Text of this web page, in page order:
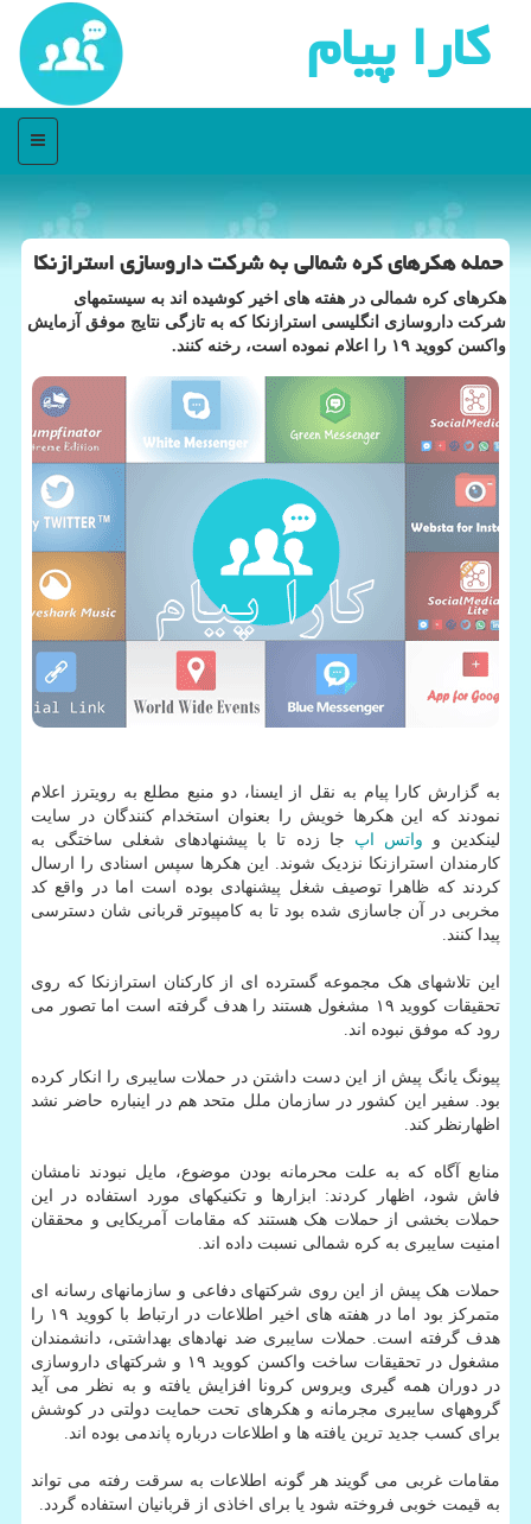
كارا پیام
منو
حمله هكرهای كره شمالی به شركت داروسازی استرازنكا
هكرهای كره شمالی در هفته های اخیر كوشیده اند به سیستمهای
شركت داروسازی انگلیسی استرازنكا كه به تازگی نتایج موفق آزمایش
واكسن كووید ۱۹ را اعلام نموده است، رخنه كنند.
به گزارش کارا پیام به نقل از ایسنا، دو منبع مطلع به رویترز اعلام
نمودند که این هکرها خویش را بعنوان استخدام کنندگان در سایت
لینکدین و واتس اپ جا زده تا با پیشنهادهای شغلی ساختگی به
کارمندان استرازنکا نزدیک شوند. این هکرها سپس اسنادی را ارسال
کردند که ظاهرا توصیف شغل پیشنهادی بوده است اما در واقع کد
مخربی در آن جاسازی شده بود تا به کامپیوتر قربانی شان دسترسی
پیدا کنند.
این تلاشهای هک مجموعه گسترده ای از کارکنان استرازنکا که روی
تحقیقات کووید ۱۹ مشغول هستند را هدف گرفته است اما تصور می
رود که موفق نبوده اند.
پیونگ یانگ پیش از این دست داشتن در حملات سایبری را انکار کرده
بود. سفیر این کشور در سازمان ملل متحد هم در اینباره حاضر نشد
اظهارنظر کند.
منابع آگاه که به علت محرمانه بودن موضوع، مایل نبودند نامشان
فاش شود، اظهار کردند: ابزارها و تکنیکهای مورد استفاده در این
حملات بخشی از حملات هک هستند که مقامات آمریکایی و محققان
امنیت سایبری به کره شمالی نسبت داده اند.
حملات هک پیش از این روی شرکتهای دفاعی و سازمانهای رسانه ای
متمرکز بود اما در هفته های اخیر اطلاعات در ارتباط با کووید ۱۹ را
هدف گرفته است. حملات سایبری ضد نهادهای بهداشتی، دانشمندان
مشغول در تحقیقات ساخت واکسن کووید ۱۹ و شرکتهای داروسازی
در دوران همه گیری ویروس کرونا افزایش یافته و به نظر می آید
گروههای سایبری مجرمانه و هکرهای تحت حمایت دولتی در کوشش
برای کسب جدید ترین یافته ها و اطلاعات درباره پاندمی بوده اند.
مقامات غربی می گویند هر گونه اطلاعات به سرقت رفته می تواند
به قیمت خوبی فروخته شود یا برای اخاذی از قربانیان استفاده گردد.